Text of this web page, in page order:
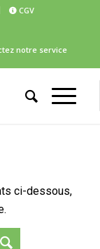
CGV
notre service
ci-dessous,